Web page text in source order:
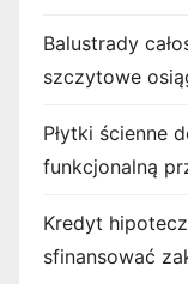
Balustrady
szczytowe
Płytki ścienne
funkcjonalną
Kredyt
sfinansować